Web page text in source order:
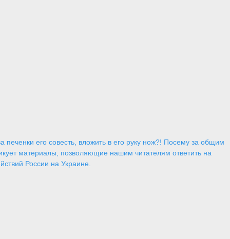
его совесть, вложить в его руку нож?! Посему за общим
материалы, позволяющие нашим читателям ответить на
России на Украине.